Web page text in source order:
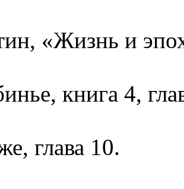
«Жизнь и
книга 4,
глава 10.